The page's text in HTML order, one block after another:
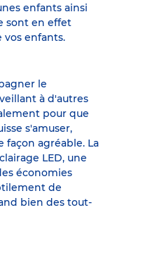
enfants ainsi
sont en effet
enfants.
le
à d'autres
pour que
s'amuser,
façon agréable. La
LED, une
économies
de
bien des tout-